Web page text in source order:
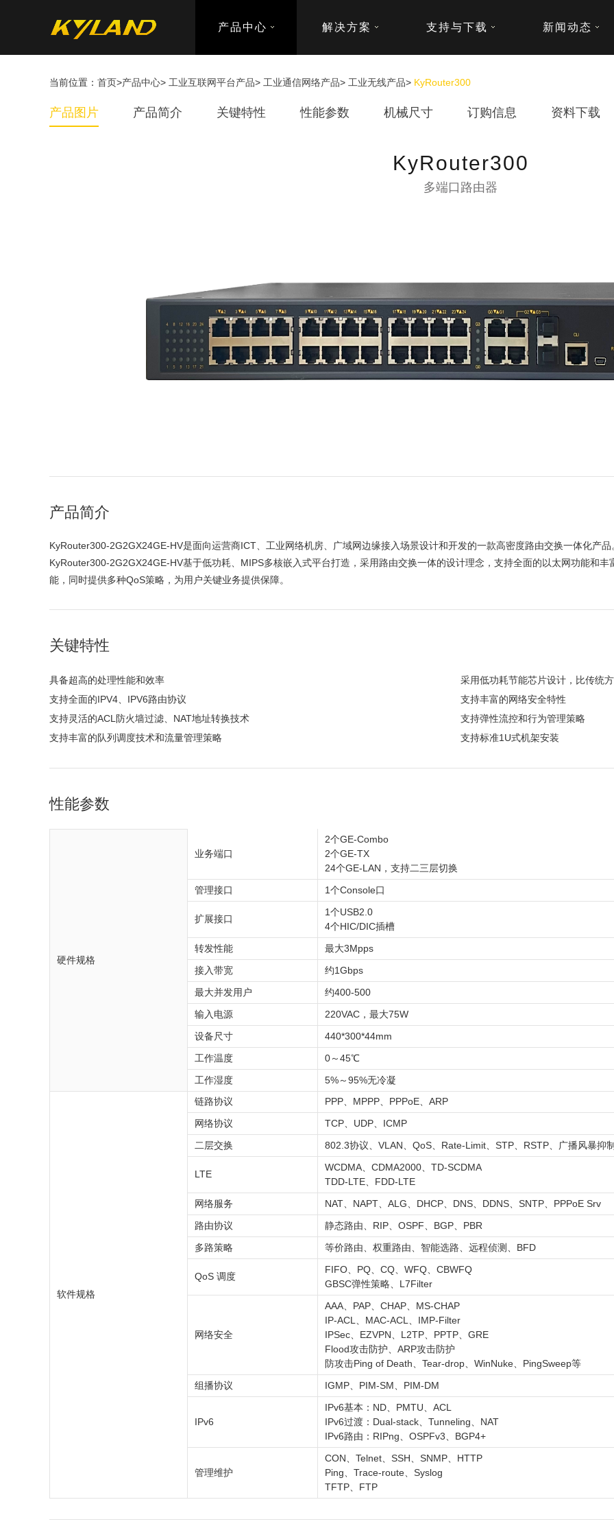
产品中心 解决方案 支持与下载 新闻动态
当前位置： 首页>产品中心> 工业互联网平台产品> 工业通信网络产品> 工业无线产品> KyRouter300
产品图片 产品简介 关键特性 性能参数 机械尺寸 订购信息 资料下载
KyRouter300
多端口路由器
产品简介
KyRouter300-2G2GX24GE-HV是面向运营商ICT、工业网络机房、广域网边缘接入场景设计和开发的一款高密度路由交换一体化产品
KyRouter300-2G2GX24GE-HV基于低功耗、MIPS多核嵌入式平台打造，采用路由交换一体的设计理念，支持全面的以太网功能和
能，同时提供多种QoS策略，为用户关键业务提供保障。
关键特性
具备超高的处理性能和效率
采用低功耗节能芯片设计，比传统
支持全面的IPV4、IPV6路由协议
支持丰富的网络安全特性
支持灵活的ACL防火墙过滤、NAT地址转换技术
支持弹性流控和行为管理策略
支持丰富的队列调度技术和流量管理策略
支持标准1U式机架安装
性能参数
硬件规格
业务端口
2个GE-Combo
2个GE-TX
24个GE-LAN，支持二三层切换
管理接口
1个Console口
扩展接口
1个USB2.0
4个HIC/DIC插槽
转发性能
最大3Mpps
接入带宽
约1Gbps
最大并发用户
约400-500
输入电源
220VAC，最大75W
设备尺寸
440*300*44mm
工作温度
0～45℃
工作湿度
5%～95%无冷凝
软件规格
链路协议
PPP、MPPP、PPPoE、ARP
网络协议
TCP、UDP、ICMP
二层交换
802.3协议、VLAN、QoS、Rate-Limit、STP、RSTP、广播风暴抑
LTE
WCDMA、CDMA2000、TD-SCDMA
TDD-LTE、FDD-LTE
网络服务
NAT、NAPT、ALG、DHCP、DNS、DDNS、SNTP、PPPoE Srv
路由协议
静态路由、RIP、OSPF、BGP、PBR
多路策略
等价路由、权重路由、智能选路、远程侦测、BFD
QoS 调度
FIFO、PQ、CQ、WFQ、CBWFQ
GBSC弹性策略、L7Filter
网络安全
AAA、PAP、CHAP、MS-CHAP
IP-ACL、MAC-ACL、IMP-Filter
IPSec、EZVPN、L2TP、PPTP、GRE
Flood攻击防护、ARP攻击防护
防攻击Ping of Death、Tear-drop、WinNuke、PingSweep等
组播协议
IGMP、PIM-SM、PIM-DM
IPv6
IPv6基本：ND、PMTU、ACL
IPv6过渡：Dual-stack、Tunneling、NAT
IPv6路由：RIPng、OSPFv3、BGP4+
管理维护
CON、Telnet、SSH、SNMP、HTTP
Ping、Trace-route、Syslog
TFTP、FTP